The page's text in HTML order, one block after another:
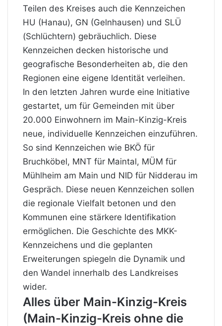
Teilen des Kreises auch die Kennzeichen
HU (Hanau), GN (Gelnhausen) und SLÜ
(Schlüchtern) gebräuchlich. Diese
Kennzeichen decken historische und
geografische Besonderheiten ab, die den
Regionen eine eigene Identität verleihen.
In den letzten Jahren wurde eine Initiative
gestartet, um für Gemeinden mit über
20.000 Einwohnern im Main-Kinzig-Kreis
neue, individuelle Kennzeichen einzuführen.
So sind Kennzeichen wie BKÖ für
Bruchköbel, MNT für Maintal, MÜM für
Mühlheim am Main und NID für Nidderau im
Gespräch. Diese neuen Kennzeichen sollen
die regionale Vielfalt betonen und den
Kommunen eine stärkere Identifikation
ermöglichen. Die Geschichte des MKK-
Kennzeichens und die geplanten
Erweiterungen spiegeln die Dynamik und
den Wandel innerhalb des Landkreises
wider.
Alles über Main-Kinzig-Kreis
(Main-Kinzig-Kreis ohne die